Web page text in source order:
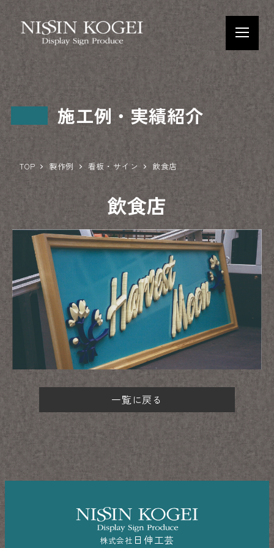
施工例・実績紹介
TOP 製作例 看板・サイン 飲食店
飲食店
一覧に戻る
株式会社 日伸工芸